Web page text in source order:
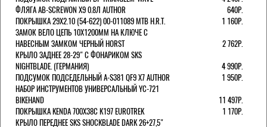
ФЛЯГА AB-SCREWON X9 0.8Л AUTHOR
640Р.
ПОКРЫШКА 29X2.10 (54-622) 00-011089 MTB H.R.T.
1 160Р.
ЗАМОК ВЕЛО ЦЕПЬ 10Х1200ММ НА КЛЮЧЕ С
НАВЕСНЫМ ЗАМКОМ ЧЕРНЫЙ HORST
2 762Р.
КРЫЛО ЗАДНЕЕ 28-29" С ФОНАРИКОМ SKS
NIGHTBLADE. (ГЕРМАНИЯ)
4 990Р.
ПОДСУМОК ПОДСЕДЕЛЬНЫЙ A-S381 QF9 X7 AUTHOR
1 950Р.
НАБОР ИНСТРУМЕНТОВ УНИВЕРСАЛЬНЫЙ YC-721
BIKEHAND
11 497Р.
ПОКРЫШКА KENDA 700Х38С K197 EUROTREK
1 170Р.
КРЫЛО ПЕРЕДНЕЕ SKS SHOCKBLADE DARK 26+27,5"